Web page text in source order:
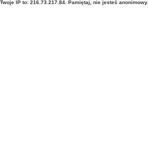
Twoje IP to: 216.73.217.84. Pamiętaj, nie jesteś anonimowy.